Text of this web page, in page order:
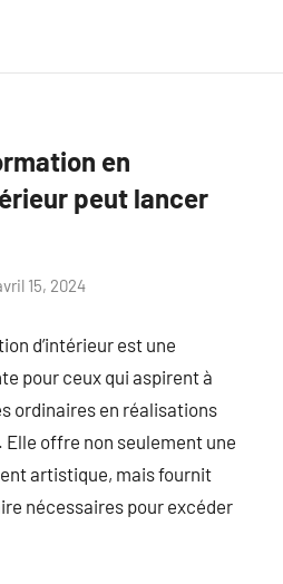
en
peut lancer
15, 2024
d’intérieur est une
pour ceux qui aspirent à
ordinaires en réalisations
offre non seulement une
artistique, mais fournit
nécessaires pour excéder